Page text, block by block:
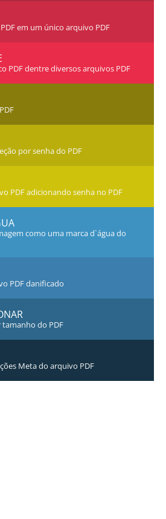
em um único arquivo PDF
PDF dentre diversos arquivos PDF
por senha do PDF
PDF adicionando senha no PDF
como uma marca d`água do
PDF danificado
do PDF
Meta do arquivo PDF